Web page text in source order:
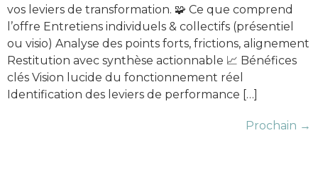
vos leviers de transformation. 🧩 Ce que comprend
l’offre Entretiens individuels & collectifs (présentiel
ou visio) Analyse des points forts, frictions, alignement
Restitution avec synthèse actionnable 📈 Bénéfices
clés Vision lucide du fonctionnement réel
Identification des leviers de performance […]
Prochain →